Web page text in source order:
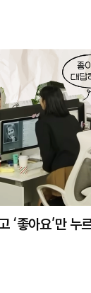
‘좋아요’만 누